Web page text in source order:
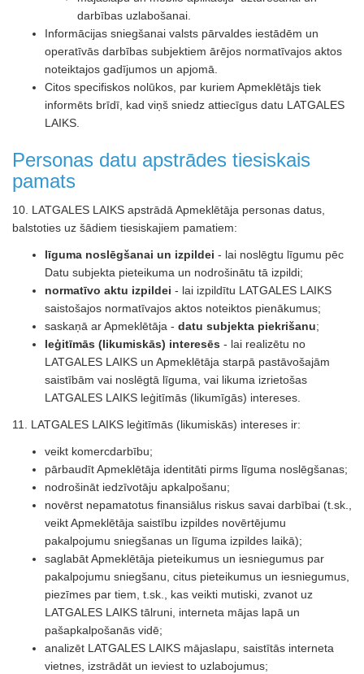
darbības uzlabošanai.
Informācijas sniegšanai valsts pārvaldes iestādēm un
operatīvās darbības subjektiem ārējos normatīvajos aktos
noteiktajos gadījumos un apjomā.
Citos specifiskos nolūkos, par kuriem Apmeklētājs tiek
informēts brīdī, kad viņš sniedz attiecīgus datu LATGALES
LAIKS.
Personas datu apstrādes tiesiskais
pamats
10. LATGALES LAIKS apstrādā Apmeklētāja personas datus,
balstoties uz šādiem tiesiskajiem pamatiem:
līguma noslēgšanai un izpildei - lai noslēgtu līgumu pēc
Datu subjekta pieteikuma un nodrošinātu tā izpildi;
normatīvo aktu izpildei - lai izpildītu LATGALES LAIKS
saistošajos normatīvajos aktos noteiktos pienākumus;
saskaņā ar Apmeklētāja - datu subjekta piekrišanu;
leģitīmās (likumiskās) interesēs - lai realizētu no
LATGALES LAIKS un Apmeklētāja starpā pastāvošajām
saistībām vai noslēgtā līguma, vai likuma izrietošas
LATGALES LAIKS leģitīmās (likumīgās) intereses.
11. LATGALES LAIKS leģitīmās (likumiskās) intereses ir:
veikt komercdarbību;
pārbaudīt Apmeklētāja identitāti pirms līguma noslēgšanas;
nodrošināt iedzīvotāju apkalpošanu;
novērst nepamatotus finansiālus riskus savai darbībai (t.sk.,
veikt Apmeklētāja saistību izpildes novērtējumu
pakalpojumu sniegšanas un līguma izpildes laikā);
saglabāt Apmeklētāja pieteikumus un iesniegumus par
pakalpojumu sniegšanu, citus pieteikumus un iesniegumus,
piezīmes par tiem, t.sk., kas veikti mutiski, zvanot uz
LATGALES LAIKS tālruni, interneta mājas lapā un
pašapkalpošanās vidē;
analizēt LATGALES LAIKS mājaslapu, saistītās interneta
vietnes, izstrādāt un ieviest to uzlabojumus;